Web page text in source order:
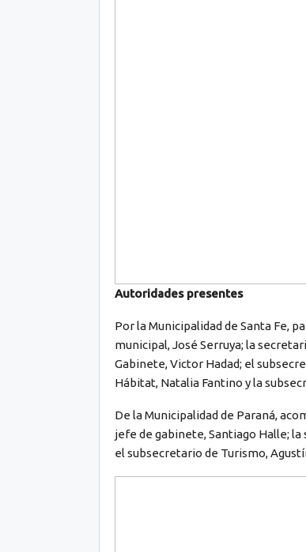
Autoridades presentes
Por la Municipalidad de Santa Fe,
municipal, José Serruya; la
Gabinete, Victor Hadad; el
Hábitat, Natalia Fantino y la
De la Municipalidad de Paraná,
jefe de gabinete, Santiago Halle;
el subsecretario de Turismo,